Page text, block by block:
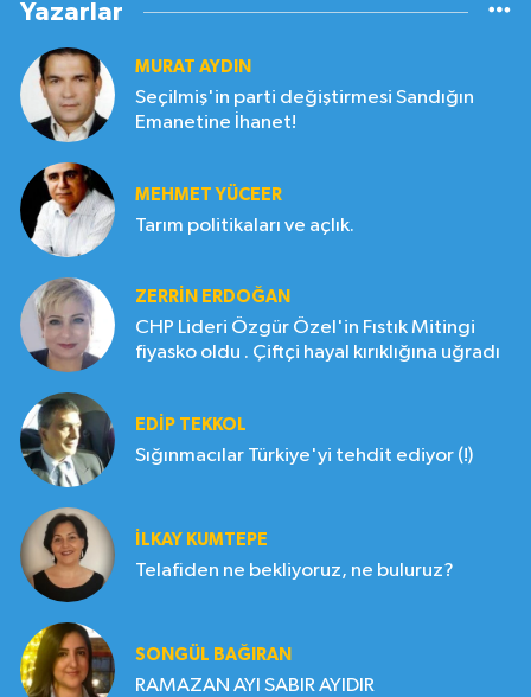
Yazarlar
MURAT AYDIN
Seçilmiş'in parti değiştirmesi Sandığın
Emanetine İhanet!
MEHMET YÜCEER
Tarım politikaları ve açlık.
ZERRIN ERDOĞAN
CHP Lideri Özgür Özel'in Fıstık Mitingi
fiyasko oldu . Çiftçi hayal kırıklığına uğradı
EDIP TEKKOL
Sığınmacılar Türkiye'yi tehdit ediyor (!)
İLKAY KUMTEPE
Telafiden ne bekliyoruz, ne buluruz?
SONGÜL BAĞIRAN
RAMAZAN AYI SABIR AYIDIR